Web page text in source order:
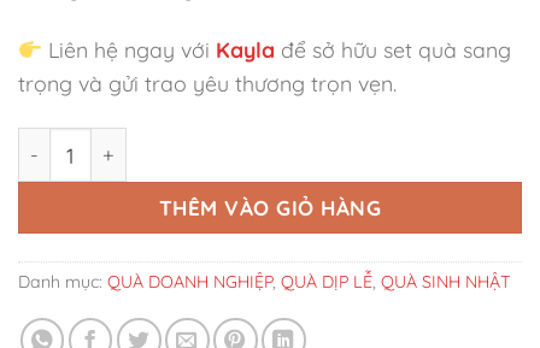
Liên hệ ngay với Kayla để sở hữu set quà sang
trọng và gửi trao yêu thương trọn vẹn.
THÊM VÀO GIỎ HÀNG
Danh mục: QUÀ DOANH NGHIỆP, QUÀ DỊP LỄ, QUÀ SINH NHẬT